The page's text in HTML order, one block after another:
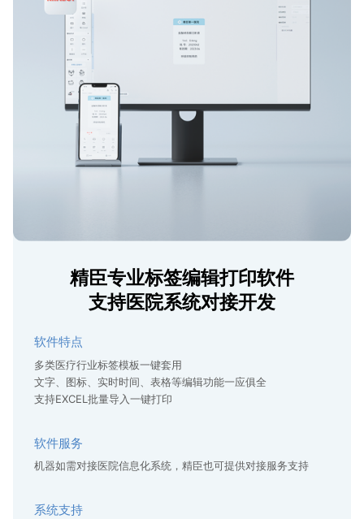
精臣专业标签编辑打印软件
支持医院系统对接开发
软件特点
多类医疗行业标签模板一键套用
文字、图标、实时时间、表格等编辑功能一应俱全
支持EXCEL批量导入一键打印
软件服务
机器如需对接医院信息化系统，精臣也可提供对接服务支持
系统支持